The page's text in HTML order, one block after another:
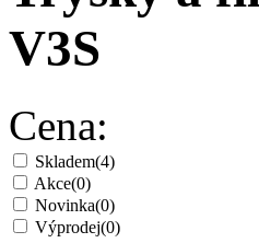
V3S
Cena:
Skladem(4)
Akce(0)
Novinka(0)
Výprodej(0)